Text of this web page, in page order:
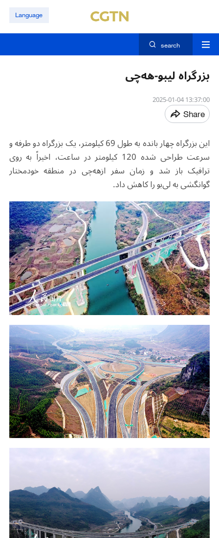
Language
search
بزرگراه لیبو-هه‌چی
13:37:00 2025-01-04
Share
این بزرگراه
چهار بانده به طول 69 کیلومتر، یک بزرگراه دو طرفه و
سرعت طراحی شده 120 کیلومتر در ساعت، اخیراً به روی
ترافیک باز شد و زمان سفر ازهه‌چی در منطقه خودمختار
گوانگشی به لی‌بو را کاهش داد.